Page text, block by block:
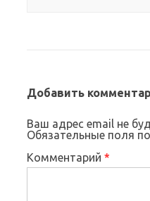
Добавить
Ваш адрес email не
Обязательные поля
Комментарий *